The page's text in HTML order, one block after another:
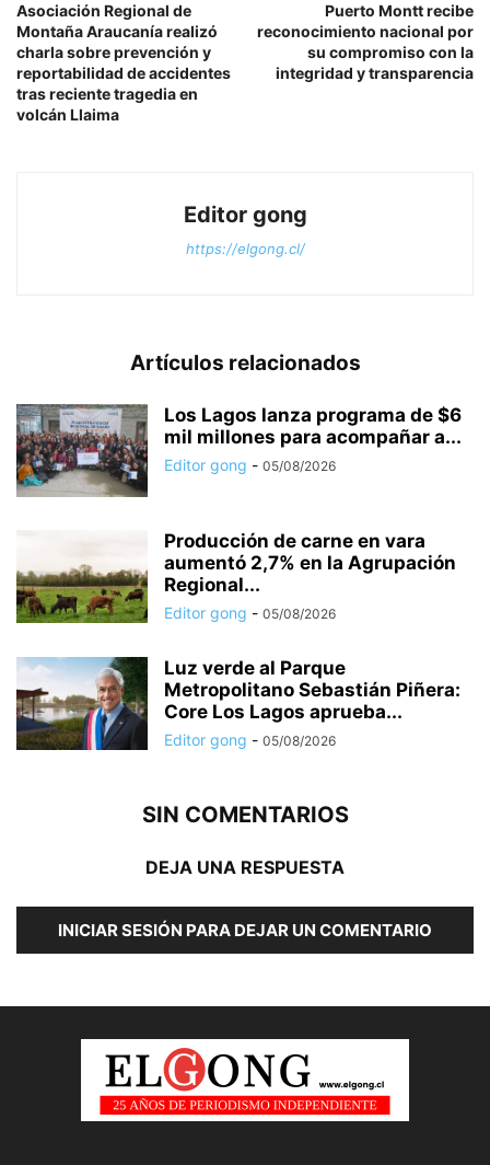
Asociación Regional de
Montaña Araucanía realizó
charla sobre prevención y
reportabilidad de accidentes
tras reciente tragedia en
volcán Llaima
Puerto Montt recibe
reconocimiento nacional por
su compromiso con la
integridad y transparencia
Editor gong
https://elgong.cl/
Artículos relacionados
Los Lagos lanza programa de $6
mil millones para acompañar a...
Editor gong - 05/08/2026
Producción de carne en vara
aumentó 2,7% en la Agrupación
Regional...
Editor gong - 05/08/2026
Luz verde al Parque
Metropolitano Sebastián Piñera:
Core Los Lagos aprueba...
Editor gong - 05/08/2026
SIN COMENTARIOS
DEJA UNA RESPUESTA
INICIAR SESIÓN PARA DEJAR UN COMENTARIO